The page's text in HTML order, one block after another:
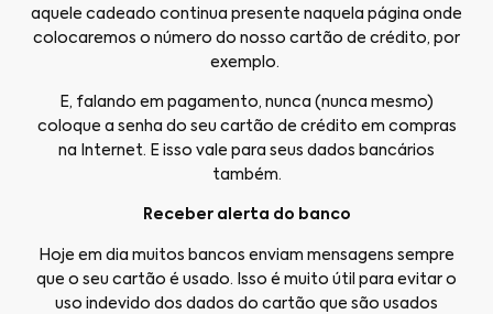
aquele cadeado continua presente naquela página onde
colocaremos o número do nosso cartão de crédito, por
exemplo.
E, falando em pagamento, nunca (nunca mesmo)
coloque a senha do seu cartão de crédito em compras
na Internet. E isso vale para seus dados bancários
também.
Receber alerta do banco
Hoje em dia muitos bancos enviam mensagens sempre
que o seu cartão é usado. Isso é muito útil para evitar o
uso indevido dos dados do cartão que são usados